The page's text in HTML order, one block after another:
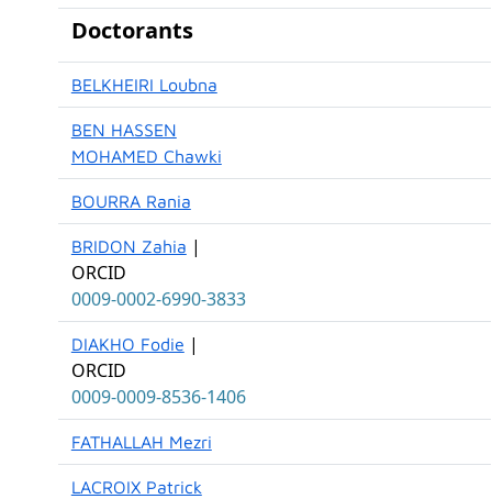
Doctorants
BELKHEIRI Loubna
BEN HASSEN
MOHAMED Chawki
BOURRA Rania
BRIDON Zahia |
ORCID
0009-0002-6990-3833
DIAKHO Fodie |
ORCID
0009-0009-8536-1406
FATHALLAH Mezri
LACROIX Patrick